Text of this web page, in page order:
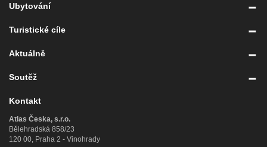
Ubytování
Turistické cíle
Aktuálně
Soutěž
Kontakt
Atlas Česka, s.r.o.
Bělehradská 858/23
120 00, Praha 2 - Vinohrady